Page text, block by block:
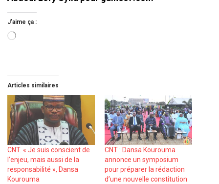
J’aime ça :
Chargement…
Articles similaires
CNT. « Je suis conscient de
l’enjeu, mais aussi de la
responsabilité », Dansa
Kourouma
CNT : Dansa Kourouma
annonce un symposium
pour préparer la rédaction
d’une nouvelle constitution